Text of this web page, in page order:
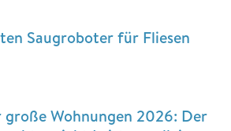
Saugroboter für Fliesen
Wohnungen 2026: Der